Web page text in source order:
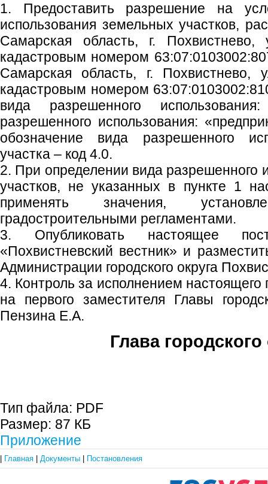
1. Предоставить разрешение на
использования земельных участков,
Самарская область, г.
кадастровым номером
Самарская область, г. Похвистнево,
кадастровым номером
вида разрешенного
разрешенного использования:
обозначение вида разрешенного
участка – код 4.0.
2. При определении вида разрешенного
участков, не указанных в пункте 1
применять значения,
градостроительными регламентами.
3. Опубликовать настоящее
«Похвистневский вестник» и
Администрации городского округа
4. Контроль за исполнением настоящего
на первого заместителя Главы
Пензина Е.А.
Глава городского
Тип файла: PDF
Размер: 87 КБ
Приложение
Главная Документы Постановления